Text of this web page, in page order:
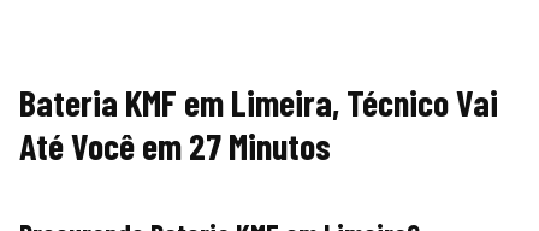
Bateria KMF em Limeira, Técnico Vai
Até Você em 27 Minutos